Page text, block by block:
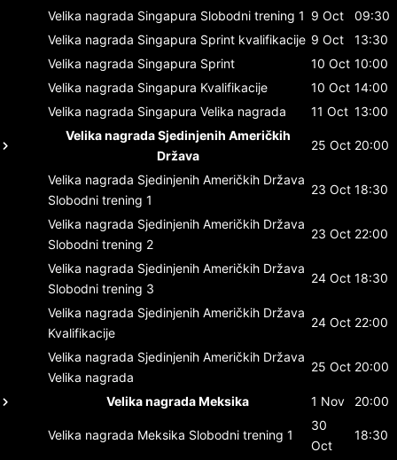
Velika nagrada Singapura Slobodni trening 1 9 Oct
09:30
Velika nagrada Singapura Sprint kvalifikacije 9 Oct
13:30
Velika nagrada Singapura Sprint 10 Oct 10:00
Velika nagrada Singapura Kvalifikacije 10 Oct 14:00
Velika nagrada Singapura Velika nagrada 11 Oct 13:00
Velika nagrada Sjedinjenih Američkih
Država
25 Oct 20:00
Velika nagrada Sjedinjenih Američkih Država
Slobodni trening 1
23 Oct 18:30
Velika nagrada Sjedinjenih Američkih Država
Slobodni trening 2
23 Oct 22:00
Velika nagrada Sjedinjenih Američkih Država
Slobodni trening 3
24 Oct 18:30
Velika nagrada Sjedinjenih Američkih Država
Kvalifikacije
24 Oct 22:00
Velika nagrada Sjedinjenih Američkih Država
Velika nagrada
25 Oct 20:00
Velika nagrada Meksika 1 Nov 20:00
Velika nagrada Meksika Slobodni trening 1
30
Oct
18:30